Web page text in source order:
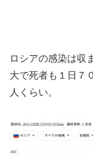
ロシアの感染は収
大で死者も１日７
人くらい。